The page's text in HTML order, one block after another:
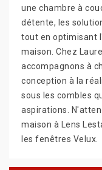
une chambre à
détente, les
tout en optimisant
maison. Chez
accompagnons à
conception à la
sous les combles
aspirations.
maison à Lens
les fenêtres Velux.